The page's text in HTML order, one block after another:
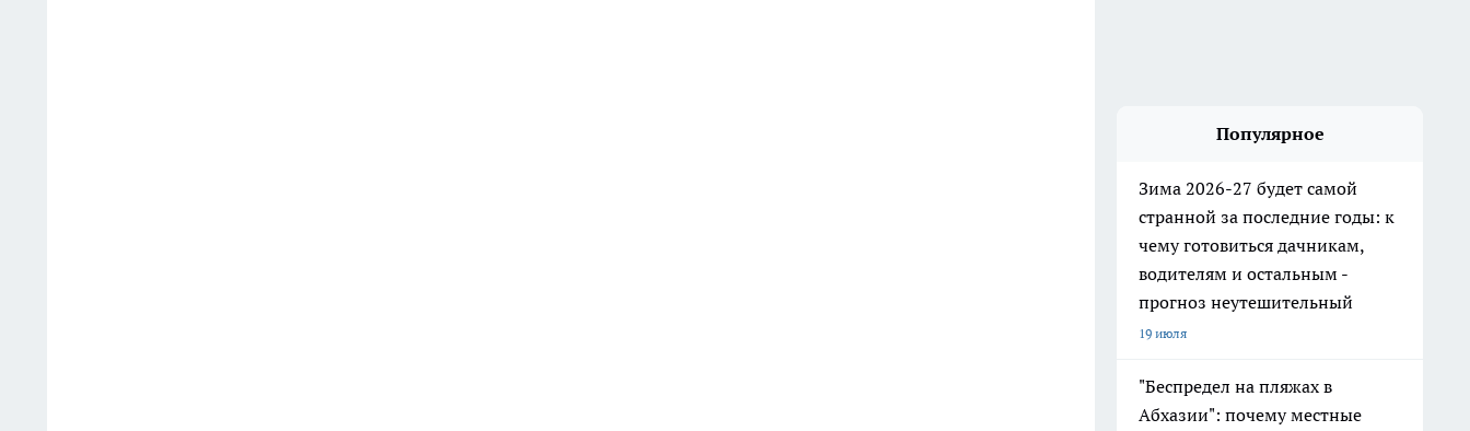
Популярное
Зима 2026-27 будет самой
странной за последние годы: к
чему готовиться дачникам,
водителям и остальным -
прогноз неутешительный
19 июля
"Беспредел на пляжах в
Абхазии": почему местные